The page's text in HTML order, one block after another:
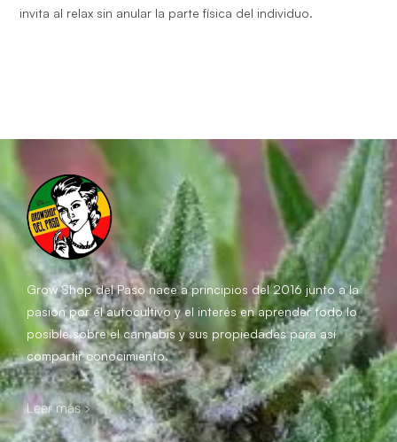
invita al relax sin anular la parte física del individuo.
Grow Shop del Pasonace a principios del 2016 junto a la
pasión por el autocultivo y el interés en aprender todo lo
posible sobre el cannabis y sus propiedades para así
compartir conocimiento.
Leer más >